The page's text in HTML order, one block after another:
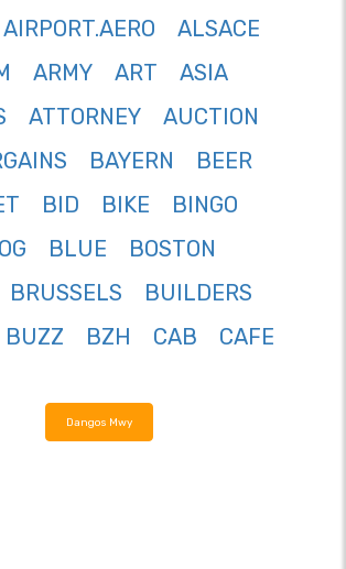
AIRPORT.AERO
ALSACE
ARMY ART
ASIA
ATTORNEY
AUCTION
BAYERN
BEER
BID BIKE
BINGO
BLUE
BOSTON
BRUSSELS
BUILDERS
BUZZ BZH CAB
CAFE
Dangos Mwy